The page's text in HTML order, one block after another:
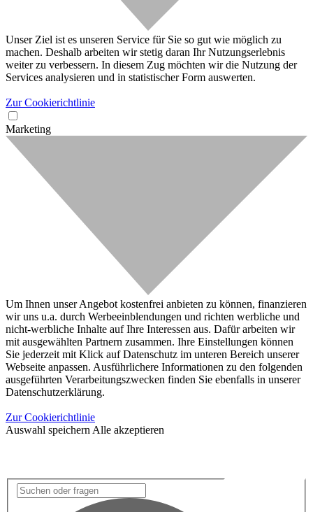
Unser Ziel ist es unseren Service für Sie so gut wie möglich zu
machen. Deshalb arbeiten wir stetig daran Ihr Nutzungserlebnis
weiter zu verbessern. In diesem Zug möchten wir die Nutzung der
Services analysieren und in statistischer Form auswerten.
Zur Cookierichtlinie
Marketing
Um Ihnen unser Angebot kostenfrei anbieten zu können, finanzieren
wir uns u.a. durch Werbeeinblendungen und richten werbliche und
nicht-werbliche Inhalte auf Ihre Interessen aus. Dafür arbeiten wir
mit ausgewählten Partnern zusammen. Ihre Einstellungen können
Sie jederzeit mit Klick auf Datenschutz im unteren Bereich unserer
Webseite anpassen. Ausführlichere Informationen zu den folgenden
ausgeführten Verarbeitungszwecken finden Sie ebenfalls in unserer
Datenschutzerklärung.
Zur Cookierichtlinie
Auswahl speichern Alle akzeptieren